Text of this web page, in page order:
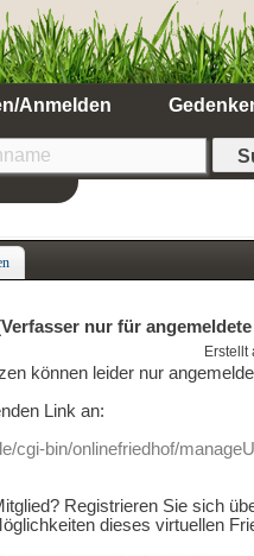
Anmelden
nur für
Erstellt
können leider nur
Link an:
cgi-bin/onlinefriedhof/
Registrieren Sie sich
dieses virtuellen